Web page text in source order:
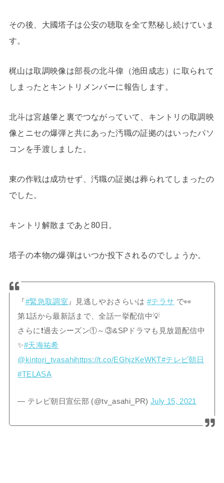
その後、大國塔子は公安の聴取を全て黙秘し続けていま
す。
梶山は取調映像は部長の北斗偉（池田成志）に取られて
しまったとキントリメンバーに報告します。
北斗は宮越肇と裏でつながっていて、キントリの取調映
像とニセの爆弾と共にあった汚職の証拠のはいったパソ
コンを手渡しました。
東の作戦は成功せず、汚職の証拠は葬られてしまったの
でした。
キントリ解散まであと80日。
塔子の本物の爆弾はいつか投下されるのでしょうか。
『#緊急取調室 』見逃しやおさらいは#テラサ で👀
第1話から最新話まで、全話一挙配信中💡
さらに❗過去シーズン①～③&SPドラマも見放題配信中
✨#天海祐希
@kintori_tvasahihttps://t.co/EGhjzKeWKT#テレビ朝日
#TELASA
— テレビ朝日宣伝部 (@tv_asahi_PR)July 15, 2021